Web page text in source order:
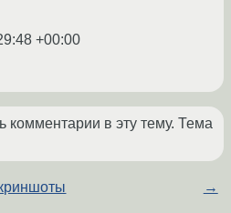
+00:00
комментарии в эту тему. Тема
→